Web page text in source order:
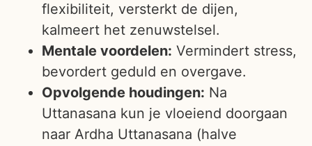
flexibiliteit, versterkt de dijen,
kalmeert het zenuwstelsel.
Mentale voordelen: Vermindert stress,
bevordert geduld en overgave.
Opvolgende houdingen: Na
Uttanasana kun je vloeiend doorgaan
naar Ardha Uttanasana (halve